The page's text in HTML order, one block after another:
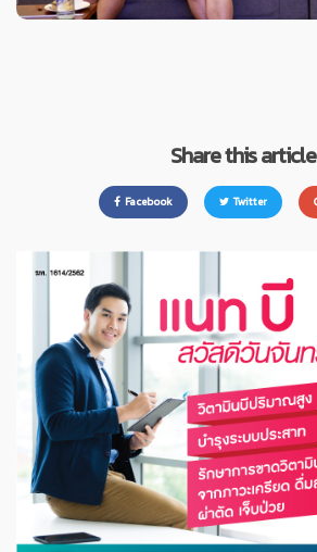
Share this article
Facebook Twitter